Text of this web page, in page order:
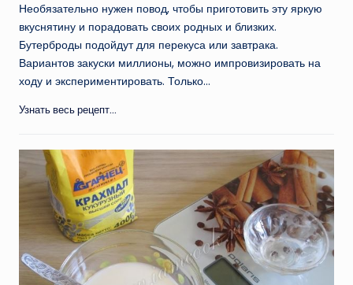
Необязательно нужен повод, чтобы приготовить эту яркую
вкуснятину и порадовать своих родных и близких.
Бутерброды подойдут для перекуса или завтрака.
Вариантов закуски миллионы, можно импровизировать на
ходу и экспериментировать. Только…
Узнать весь рецепт...